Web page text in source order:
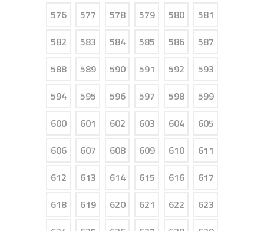
576
577 578 579 580
581
582
583 584 585 586
587
588
589 590 591 592
593
594
595 596 597 598
599
600
601 602 603 604
605
606
607 608 609 610
611
612
613 614 615 616
617
618
619 620 621 622
623